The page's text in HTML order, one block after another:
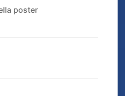
poster